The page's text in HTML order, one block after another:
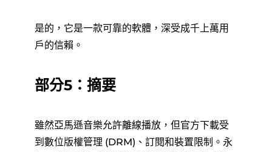
是的，它是一款可靠的軟體，深受成千上萬用
戶的信賴。
部分5：摘要
雖然亞馬遜音樂允許離線播放，但官方下載受
到數位版權管理 (DRM)、訂閱和裝置限制。永